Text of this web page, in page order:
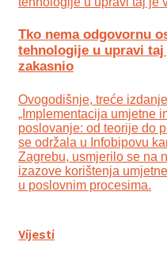
Tko nema odgovornu
tehnologije u upravi taj
zakasnio
Ovogodišnje, treće
„Implementacija umjetne
poslovanje: od teorije do
se održala u Infobipovu
Zagrebu, usmjerilo se na
izazove korištenja
u poslovnim procesima.
Vijesti